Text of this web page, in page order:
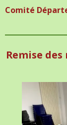
Passer
contenu
principal
Remise des